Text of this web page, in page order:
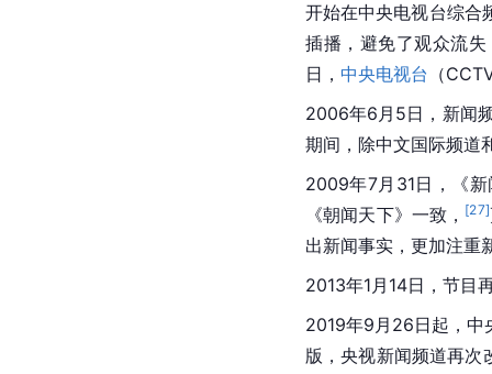
开始在中央电视台综合
插播，避免了观众流失
日， 中央电视台 （
2006年6月5日，新闻
期间，除中文国际频道
2009年7月31日，《
《朝闻天下》一致， [27]
出新闻事实，更加注重
2013年1月14日，节目
2019年9月26日起，中
版，央视新闻频道再